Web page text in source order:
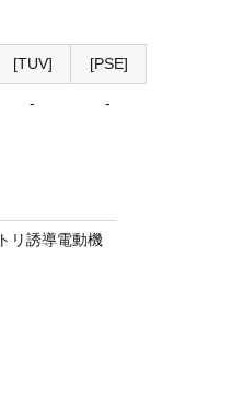
[TUV] [PSE]
- -
リ誘導電動機